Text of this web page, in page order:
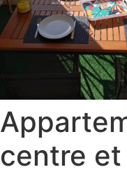
centre